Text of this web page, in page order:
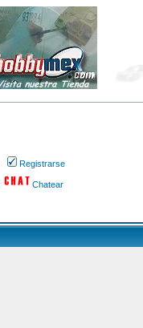
Registrarse
Chatear